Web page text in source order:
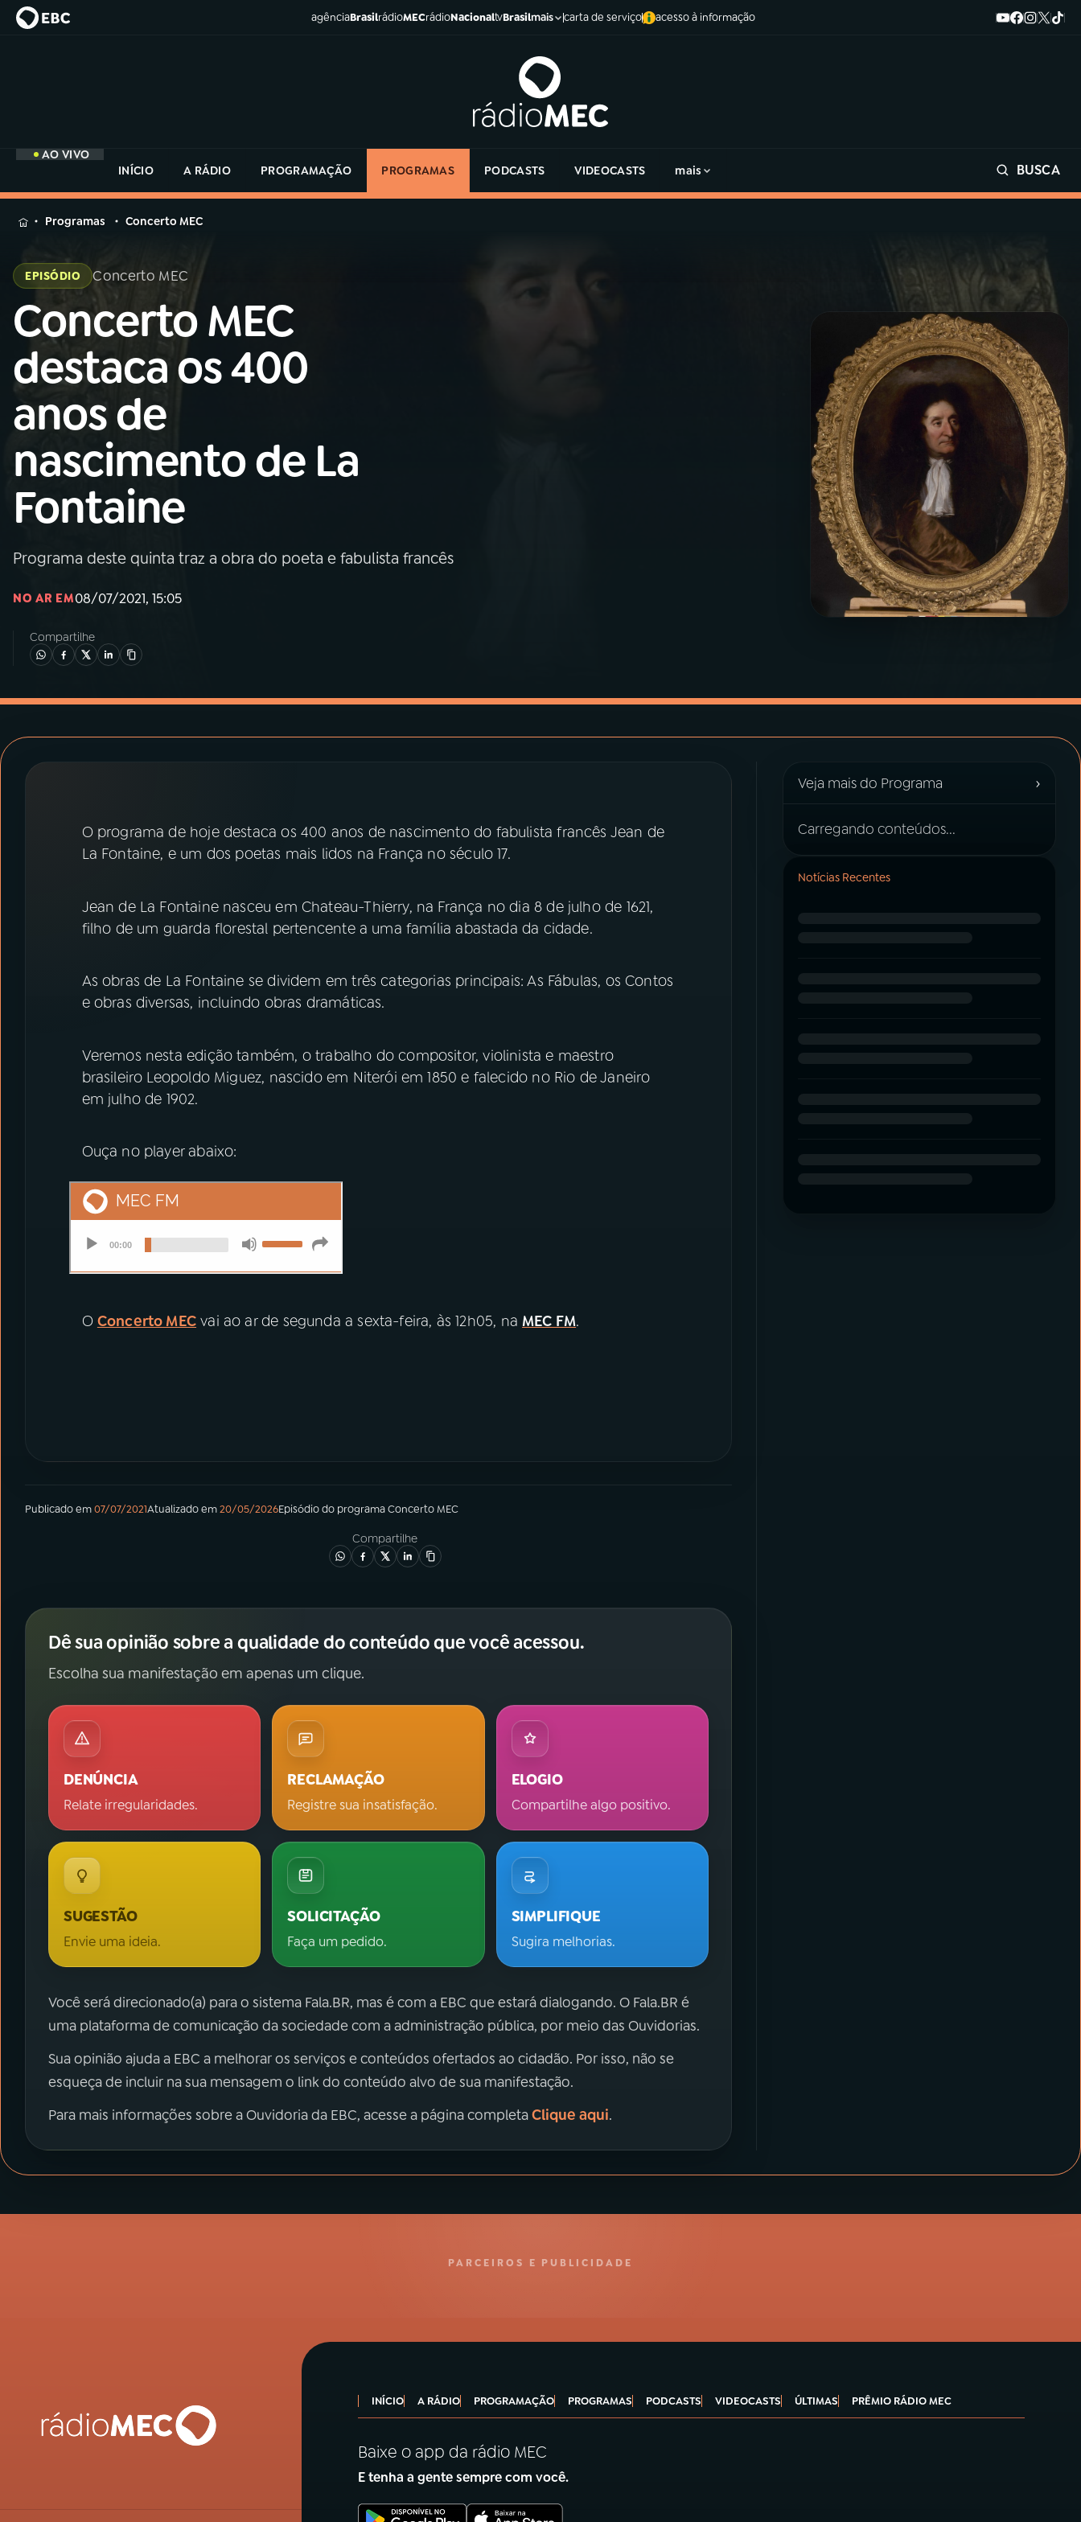
agênciaBrasilrádioMECrádioNacionaltvBrasilmais carta de serviço acesso à informação
AO VIVO
INÍCIO
A RÁDIO PROGRAMAÇÃO PROGRAMAS PODCASTS VIDEOCASTS mais BUSCA
MENU
Buscar
na
Rádio
MEC
Início AO VIVO
01 INÍCIO
02 A RÁDIO
03 PROGRAMAÇÃO
04PROGRAMAS
06VIDEOCASTS
ACOMPANHE A RÁDIO MEC
Instagram X
na
Rádio
Programas Concerto MEC
EPISÓDIO Concerto MEC
Concerto MEC
destaca os 400
anos de
nascimento de La
Fontaine
Programa deste quinta traz a obra do poeta e fabulista francês
NO AR EM08/07/2021, 15:05
Compartilhe
O programa de hoje destaca os 400 anos de nascimento do fabulista francês Jean de
La Fontaine, e um dos poetas mais lidos na França no século 17.
Jean de La Fontaine nasceu em Chateau-Thierry, na França no dia 8 de julho de 1621,
filho de um guarda florestal pertencente a uma família abastada da cidade.
As obras de La Fontaine se dividem em três categorias principais: As Fábulas, os Contos
e obras diversas, incluindo obras dramáticas.
Veremos nesta edição também, o trabalho do compositor, violinista e maestro
brasileiro Leopoldo Miguez, nascido em Niterói em 1850 e falecido no Rio de Janeiro
em julho de 1902.
Ouça no player abaixo:
O Concerto MEC vai ao ar de segunda a sexta-feira, às 12h05, na MEC FM.
Publicado em07/07/2021Atualizado em20/05/2026Episódiodo programaConcerto MEC
Compartilhe
Dê sua opinião sobre a qualidade do conteúdo que você acessou.
Escolha sua manifestação em apenas um clique.
DENÚNCIA
Relate irregularidades.
RECLAMAÇÃO
Registre sua insatisfação.
ELOGIO
Compartilhe algo positivo.
SUGESTÃO
Envie uma ideia.
SOLICITAÇÃO
Faça um pedido.
SIMPLIFIQUE
Sugira melhorias.
Você será direcionado(a) para o sistema Fala.BR, mas é com a EBC que estará dialogando. O Fala.BR é
uma plataforma de comunicação da sociedade com a administração pública, por meio das Ouvidorias.
Sua opinião ajuda a EBC a melhorar os serviços e conteúdos ofertados ao cidadão. Por isso, não se
esqueça de incluir na sua mensagem o link do conteúdo alvo de sua manifestação.
Para mais informações sobre a Ouvidoria da EBC, acesse a página completaClique aqui.
Veja mais do Programa ›
Carregando conteúdos...
Notícias Recentes
PARCEIROS E PUBLICIDADE
INÍCIO A RÁDIO PROGRAMAÇÃO PROGRAMAS PODCASTS VIDEOCASTS ÚLTIMAS PRÊMIO RÁDIO MEC
Baixe o app da rádio MEC
E tenha a gente sempre com você.